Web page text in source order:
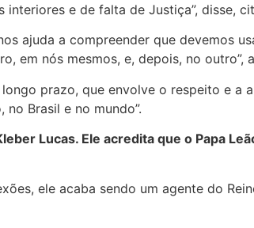
e de falta de Justiça”, disse,
ajuda a compreender que devemos
em nós mesmos, e, depois, no outro”,
prazo, que envolve o respeito e a
Brasil e no mundo”.
Lucas. Ele acredita que o Papa
ele acaba sendo um agente do